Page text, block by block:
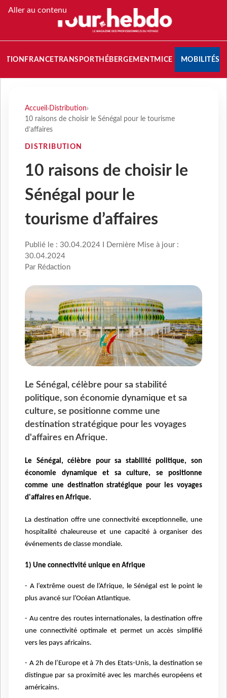
Aller au contenu
FRANCETRANSPORT HÉBERGEMENTMICE MOBILITÉS
Accueil › Distribution›
10 raisons de choisir le Sénégal pour le tourisme
d’affaires
DISTRIBUTION
10 raisons de choisir le
Sénégal pour le
tourisme d’affaires
Publié le : 30.04.2024 I Dernière Mise à jour :
30.04.2024
Par Rédaction
Le Sénégal, célèbre pour sa stabilité
politique, son économie dynamique et sa
culture, se positionne comme une
destination stratégique pour les voyages
d'affaires en Afrique.
Le Sénégal, célèbre pour sa stabilité politique, son
économie dynamique et sa culture, se positionne
comme une destination stratégique pour les voyages
d'affaires en Afrique.
La destination offre une connectivité exceptionnelle, une
hospitalité chaleureuse et une capacité à organiser des
événements de classe mondiale.
1) Une connectivité unique en Afrique
- A l’extrême ouest de l’Afrique, le Sénégal est le point le
plus avancé sur l’Océan Atlantique.
- Au centre des routes internationales, la destination offre
une connectivité optimale et permet un accès simplifié
vers les pays africains.
- A 2h de l’Europe et à 7h des Etats-Unis, la destination se
distingue par sa proximité avec les marchés européens et
américains.